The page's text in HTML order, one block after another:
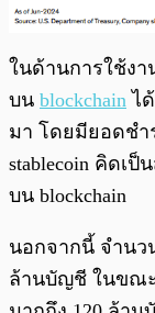
ในด้านการใช้งา
บน blockchain ไ
มา โดยมียอดชำ
stablecoin คิดเ
บน blockchain
นอกจากนี้ จำนว
ล้านบัญชี ในขณะ